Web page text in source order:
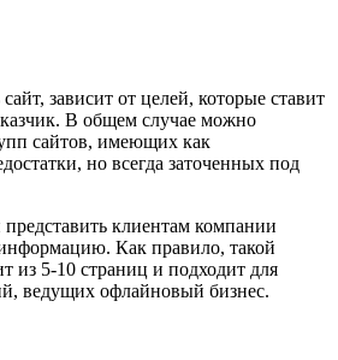
зависит от целей, которые ставит
В общем случае можно
сайтов, имеющих как
но всегда заточенных под
представить клиентам компании
Как правило, такой
из 5-10 страниц и подходит для
ведущих офлайновый бизнес.